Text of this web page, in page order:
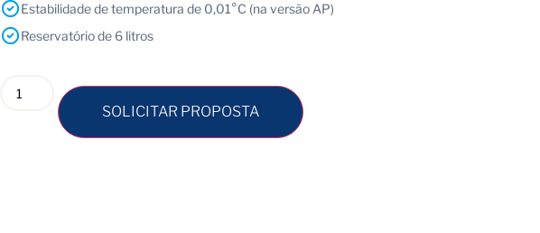
Estabilidade de temperatura de 0,01°C (na versão AP)
Reservatório de 6 litros
SOLICITAR PROPOSTA